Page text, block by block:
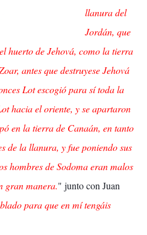
llanura del
Jordán, que
huerto de Jehová, como la tierra
antes que destruyese Jehová
Lot escogió para sí toda la
hacia el oriente, y se apartaron
en la tierra de Canaán, en tanto
de la llanura, y fue poniendo sus
hombres de Sodoma eran malos
gran manera." junto con Juan
para que en mí tengáis